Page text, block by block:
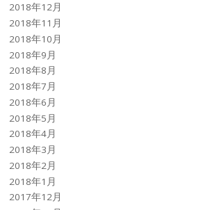
2018年12月
2018年11月
2018年10月
2018年9月
2018年8月
2018年7月
2018年6月
2018年5月
2018年4月
2018年3月
2018年2月
2018年1月
2017年12月